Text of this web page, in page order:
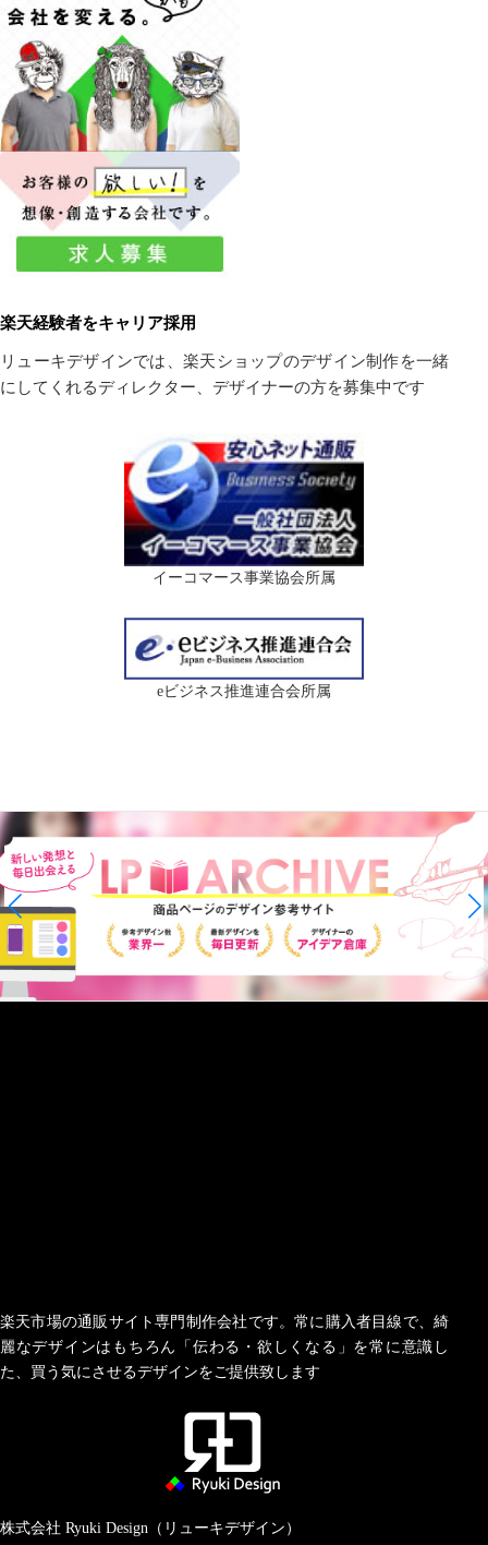
楽天経験者をキャリア採用
リューキデザインでは、楽天ショップのデザイン制作を一緒
にしてくれるディレクター、デザイナーの方を募集中です
イーコマース事業協会所属
eビジネス推進連合会所属
楽天市場の通販サイト専門制作会社です。常に購入者目線で、綺
麗なデザインはもちろん「伝わる・欲しくなる」を常に意識し
た、買う気にさせるデザインをご提供致します
株式会社 Ryuki Design（リューキデザイン）